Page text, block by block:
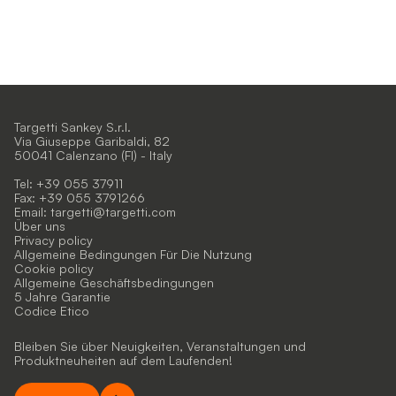
Targetti Sankey S.r.l.
Via Giuseppe Garibaldi, 82
50041 Calenzano (FI) - Italy
Tel: +39 055 37911
Fax: +39 055 3791266
Email: targetti@targetti.com
Über uns
Privacy policy
Allgemeine Bedingungen Für Die Nutzung
Cookie policy
Allgemeine Geschäftsbedingungen
5 Jahre Garantie
Codice Etico
Bleiben Sie über Neuigkeiten, Veranstaltungen und
Produktneuheiten auf dem Laufenden!